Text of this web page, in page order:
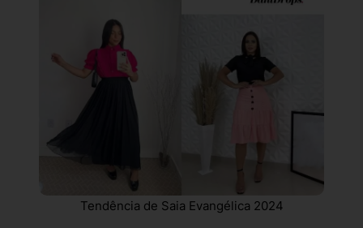
Tendência de Saia Evangélica 2024